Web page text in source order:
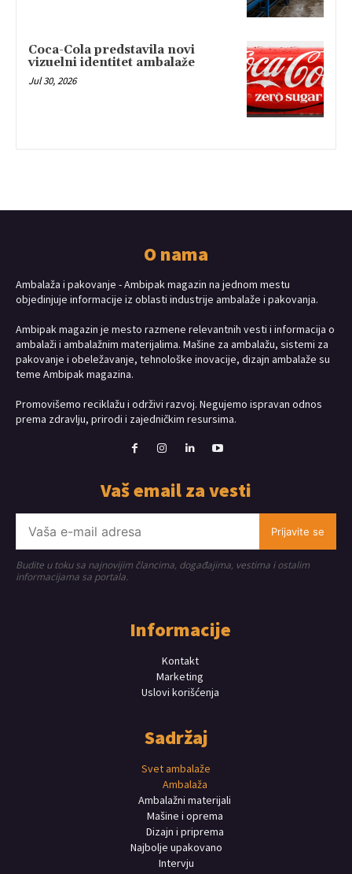
Coca-Cola predstavila novi
vizuelni identitet ambalaže
Jul 30, 2026
O nama
Ambalaža i pakovanje - Ambipak magazin na jednom mestu
objedinjuje informacije iz oblasti industrije ambalaže i pakovanja.
Ambipak magazin je mesto razmene relevantnih vesti i informacija o
ambalaži i ambalažnim materijalima. Mašine za ambalažu, sistemi za
pakovanje i obeležavanje, tehnološke inovacije, dizajn ambalaže su
teme Ambipak magazina.
Promovišemo reciklažu i održivi razvoj. Negujemo ispravan odnos
prema zdravlju, prirodi i zajedničkim resursima.
Vaš email za vesti
Prijavite se
Budite u toku sa najnovijim člancima, događajima, vestima i ostalim
informacijama sa portala.
Informacije
Kontakt
Marketing
Uslovi korišćenja
Sadržaj
Svet ambalaže
Ambalaža
Ambalažni materijali
Mašine i oprema
Dizajn i priprema
Najbolje upakovano
Intervju